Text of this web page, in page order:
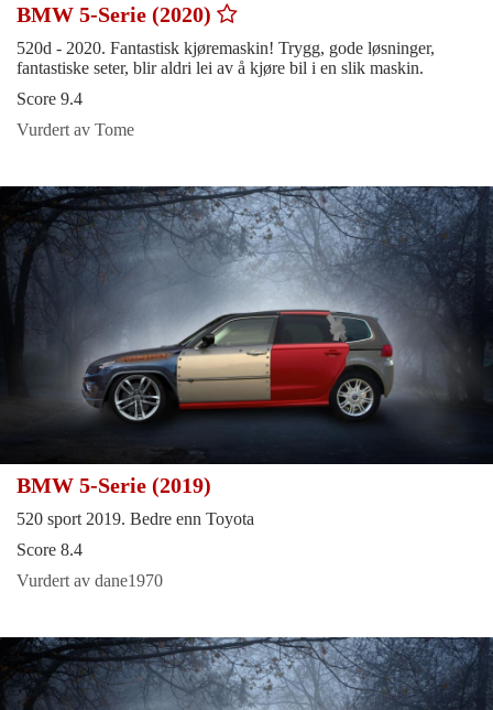
BMW 5-Serie (2020)
520d - 2020. Fantastisk kjøremaskin! Trygg, gode løsninger,
fantastiske seter, blir aldri lei av å kjøre bil i en slik maskin.
Score 9.4
Vurdert av Tome
BMW 5-Serie (2019)
520 sport 2019. Bedre enn Toyota
Score 8.4
Vurdert av dane1970